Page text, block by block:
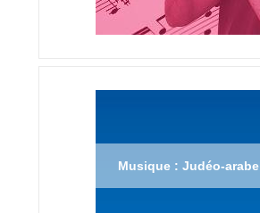
Musique : Judéo-arabe